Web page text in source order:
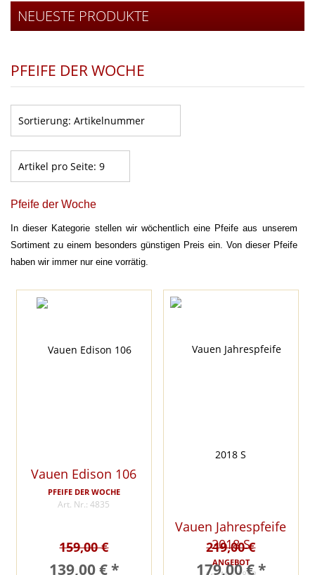
NEUESTE PRODUKTE
PFEIFE DER WOCHE
Sortierung: Artikelnummer
Artikel pro Seite: 9
Pfeife der Woche
In dieser Kategorie stellen wir wöchentlich eine Pfeife aus unserem
Sortiment zu einem besonders günstigen Preis ein. Von dieser Pfeife
haben wir immer nur eine vorrätig.
Vauen Edison 106
PFEIFE DER WOCHE
Art. Nr.: 4835
139,00 € *
159,00 €
Vauen Jahrespfeife
2018 S
ANGEBOT
179,00 € *
219,00 €